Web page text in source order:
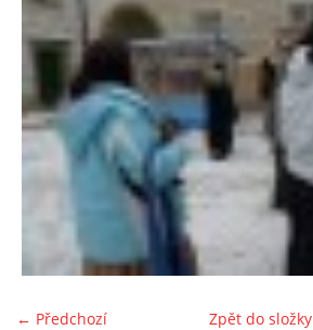
KONTAKT
JAK NÁM POMOCI
NAPSALI O NÁS
NATÁČENÍ V TELEVIZI
← Předchozí
Zpět do složky